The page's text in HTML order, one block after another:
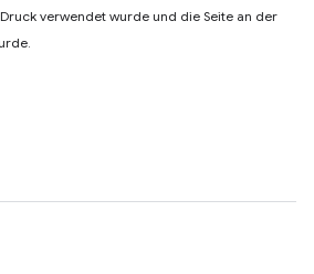
verwendet wurde und die Seite an der